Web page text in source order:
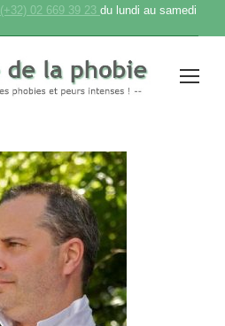
(+32) 02 669 39 23 du lundi au samedi